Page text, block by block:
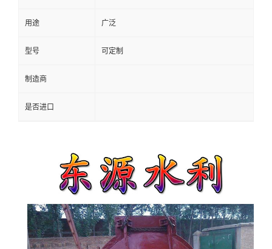
用途 广泛
型号 可定制
制造商
是否进口